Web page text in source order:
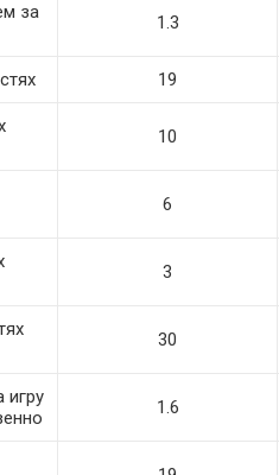
за
1.3
19
10
6
3
30
игру
1.6